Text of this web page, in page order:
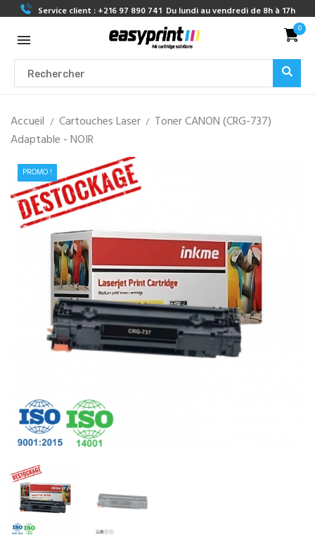
Service client : +216 97 890 741 Du lundi au vendredi de 8h à 17h
0
Accueil Cartouches Laser
Toner CANON (CRG-737)
Adaptable - NOIR
PROMO !